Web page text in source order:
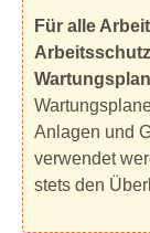
Für alle
Anlagen und
verwendet
stets den